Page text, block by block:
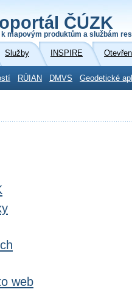
ČÚZK
mapovým produktům a službám
Služby INSPIRE
RÚIAN DMVS Geodetické
web